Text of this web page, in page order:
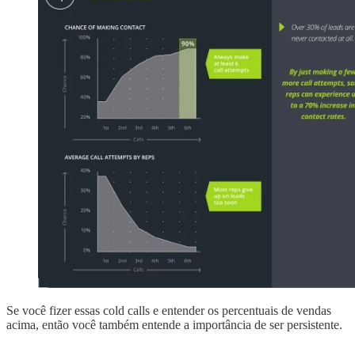
Se você fizer essas cold calls e entender os percentuais de vendas
acima, então você também entende a importância de ser persistente.